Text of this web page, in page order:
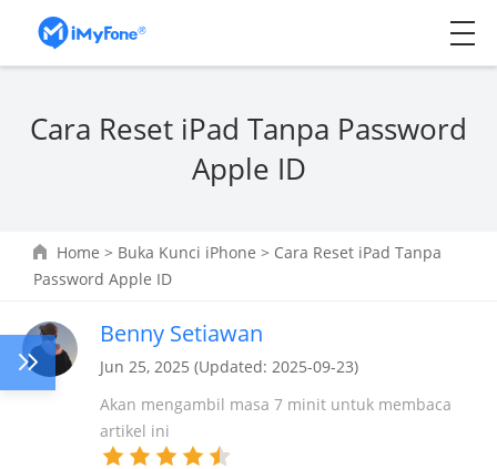
Cara Reset iPad Tanpa Password
Apple ID
Home > Buka Kunci iPhone > Cara Reset iPad Tanpa
Password Apple ID
Benny Setiawan
Jun 25, 2025 (Updated: 2025-09-23)
Akan mengambil masa 7 minit untuk membaca
artikel ini